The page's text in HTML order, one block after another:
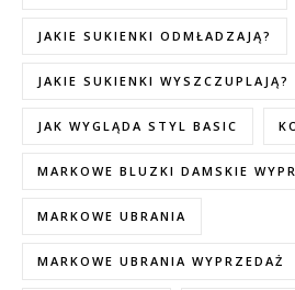
JAKIE SUKIENKI ODMŁADZAJĄ?
JAKIE SUKIENKI WYSZCZUPLAJĄ?
JAK WYGLĄDA STYL BASIC
MARKOWE BLUZKI DAMSKIE
MARKOWE UBRANIA
MARKOWE UBRANIA WYPRZEDAŻ